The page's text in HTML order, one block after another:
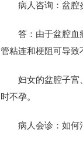
病人咨询：盆腔
答：由于盆腔血瘀
管粘连和梗阻可导致
妇女的盆腔子宫、
时不孕。
病人会诊：如何治